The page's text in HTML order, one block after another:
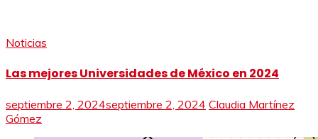
Noticias
Las mejores Universidades de México en 2024
septiembre 2, 2024septiembre 2, 2024 Claudia Martínez
Gómez